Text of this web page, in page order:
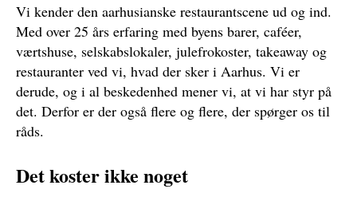
Vi kender den aarhusianske restaurantscene ud og ind.
Med over 25 års erfaring med byens barer, caféer,
værtshuse, selskabslokaler, julefrokoster, takeaway og
restauranter ved vi, hvad der sker i Aarhus. Vi er
derude, og i al beskedenhed mener vi, at vi har styr på
det. Derfor er der også flere og flere, der spørger os til
råds.
Det koster ikke noget